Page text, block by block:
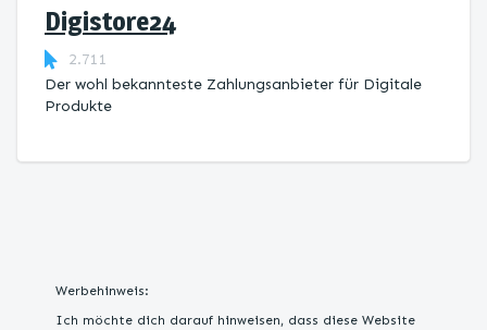
Digistore24
2.711
Der wohl bekannteste Zahlungsanbieter für Digitale
Produkte
Werbehinweis:
Ich möchte dich darauf hinweisen, dass diese Website